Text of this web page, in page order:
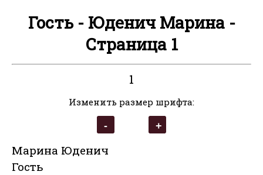
Гость - Юденич Марина -
Страница 1
1
Изменить размер шрифта:
Марина Юденич
Гость